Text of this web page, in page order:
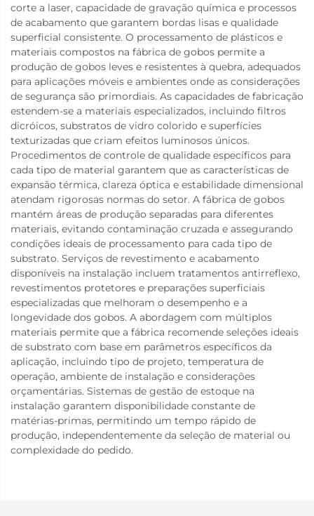
corte a laser, capacidade de gravação química e processos
de acabamento que garantem bordas lisas e qualidade
superficial consistente. O processamento de plásticos e
materiais compostos na fábrica de gobos permite a
produção de gobos leves e resistentes à quebra, adequados
para aplicações móveis e ambientes onde as considerações
de segurança são primordiais. As capacidades de fabricação
estendem-se a materiais especializados, incluindo filtros
dicróicos, substratos de vidro colorido e superfícies
texturizadas que criam efeitos luminosos únicos.
Procedimentos de controle de qualidade específicos para
cada tipo de material garantem que as características de
expansão térmica, clareza óptica e estabilidade dimensional
atendam rigorosas normas do setor. A fábrica de gobos
mantém áreas de produção separadas para diferentes
materiais, evitando contaminação cruzada e assegurando
condições ideais de processamento para cada tipo de
substrato. Serviços de revestimento e acabamento
disponíveis na instalação incluem tratamentos antirreflexo,
revestimentos protetores e preparações superficiais
especializadas que melhoram o desempenho e a
longevidade dos gobos. A abordagem com múltiplos
materiais permite que a fábrica recomende seleções ideais
de substrato com base em parâmetros específicos da
aplicação, incluindo tipo de projeto, temperatura de
operação, ambiente de instalação e considerações
orçamentárias. Sistemas de gestão de estoque na
instalação garantem disponibilidade constante de
matérias-primas, permitindo um tempo rápido de
produção, independentemente da seleção de material ou
complexidade do pedido.